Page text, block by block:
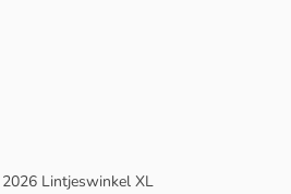
Lintjeswinkel XL